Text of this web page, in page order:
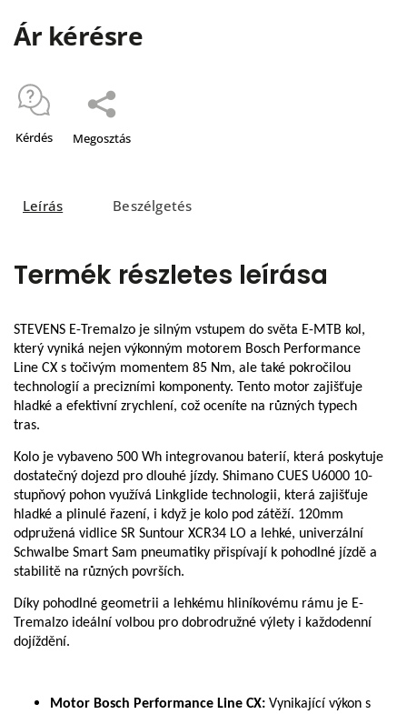
Ár kérésre
Kérdés Megosztás
Leírás Beszélgetés
Termék részletes leírása
STEVENS E-Tremalzo je silným vstupem do světa E-MTB kol,
který vyniká nejen výkonným motorem Bosch Performance
Line CX s točivým momentem 85 Nm, ale také pokročilou
technologií a precizními komponenty. Tento motor zajišťuje
hladké a efektivní zrychlení, což oceníte na různých typech
tras.
Kolo je vybaveno 500 Wh integrovanou baterií, která poskytuje
dostatečný dojezd pro dlouhé jízdy. Shimano CUES U6000 10-
stupňový pohon využívá Linkglide technologii, která zajišťuje
hladké a plinulé řazení, i když je kolo pod zátěží. 120mm
odpružená vidlice SR Suntour XCR34 LO a lehké, univerzální
Schwalbe Smart Sam pneumatiky přispívají k pohodlné jízdě a
stabilitě na různých površích.
Díky pohodlné geometrii a lehkému hliníkovému rámu je E-
Tremalzo ideální volbou pro dobrodružné výlety i každodenní
dojíždění.
Motor Bosch Performance Line CX: Vynikající výkon s